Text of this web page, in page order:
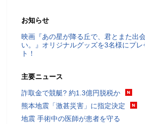
お知らせ
映画『あの星が降る丘で、君とまた出
い。』オリジナルグッズを3名様にプレ
ト！
主要ニュース
詐取金で競艇? 約1.3億円脱税か
熊本地震「激甚災害」に指定決定
地震 手術中の医師が患者を守る